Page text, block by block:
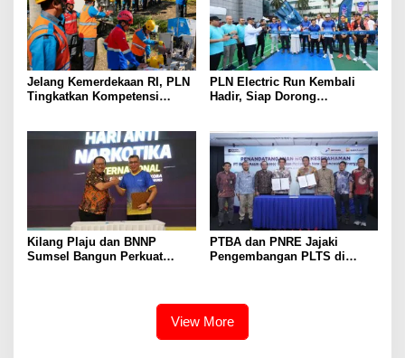
Jelang Kemerdekaan RI, PLN
Tingkatkan Kompetensi
PLN Electric Run Kembali
Hadir, Siap Dorong
Kilang Plaju dan BNNP
Sumsel Bangun Perkuat
PTBA dan PNRE Jajaki
Pengembangan PLTS di
View More